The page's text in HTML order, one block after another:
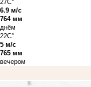
27C°
6.9 м/с
764 мм
днём
22C°
5 м/с
765 мм
вечером